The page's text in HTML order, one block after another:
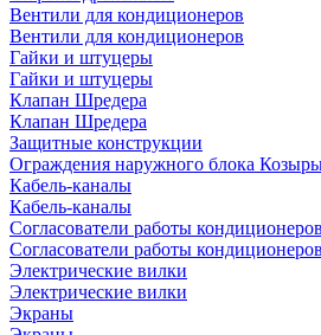
Вентили для кондиционеров
Вентили для кондиционеров
Гайки и штуцеры
Гайки и штуцеры
Клапан Шредера
Клапан Шредера
Защитные конструкции
Ограждения наружного блока
Кабель-каналы
Кабель-каналы
Согласователи работы кондиционеров
Согласователи работы кондиционеров
Электрические вилки
Электрические вилки
Экраны